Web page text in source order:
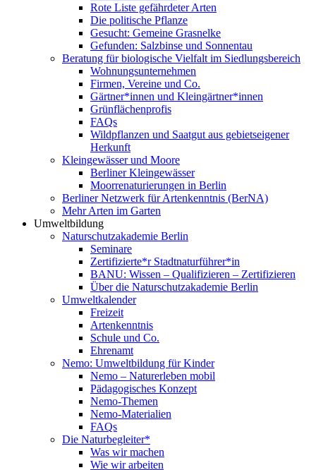
Rote Liste gefährdeter Arten
Die politische Pflanze
Gesucht: Gemeine Grasnelke
Gefunden: Salzbinse und Sonnentau
Beratung für biologische Vielfalt im Siedlungsbereich
Wohnungsunternehmen
Firmen, Vereine und Co.
Gärtner*innen und Kleingärtner*innen
Grünflächenprofis
FAQs
Wildpflanzen und Saatgut aus gebietseigener
Herkunft
Kleingewässer und Moore
Berliner Kleingewässer
Moorrenaturierungen in Berlin
Berliner Netzwerk für Artenkenntnis (BerNA)
Mehr Arten im Garten
Umweltbildung
Naturschutzakademie Berlin
Seminare
Zertifizierte*r Stadtnaturführer*in
BANU: Wissen – Qualifizieren – Zertifizieren
Über die Naturschutzakademie Berlin
Umweltkalender
Freizeit
Artenkenntnis
Schule und Co.
Ehrenamt
Nemo: Umweltbildung für Kinder
Nemo – Naturerleben mobil
Pädagogisches Konzept
Nemo-Themen
Nemo-Materialien
FAQs
Die Naturbegleiter*
Was wir machen
Wie wir arbeiten